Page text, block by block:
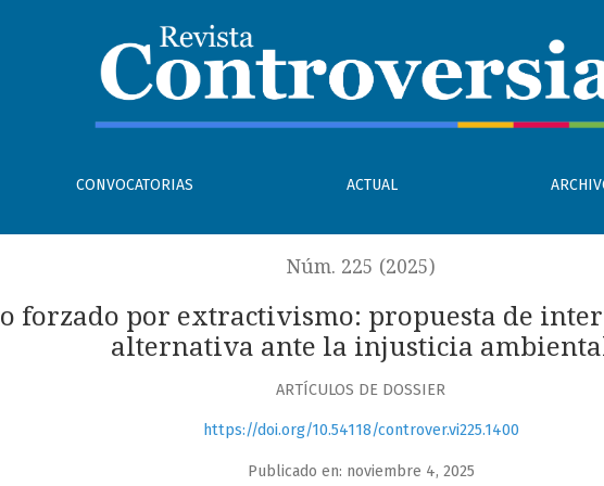
propuesta de interpretación constitucional alternativa ante
CONVOCATORIAS ACTUAL
Núm. 225 (2025)
forzado por extractivismo: propuesta de
alternativa ante la injusticia
ARTÍCULOS DE DOSSIER
https://doi.org/10.54118/controver.vi225.1400
Publicado en: noviembre 4, 2025